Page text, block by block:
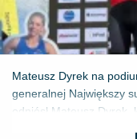
Mateusz Dyrek na
generalnej Największy
odniósł Mateusz Dyrek,